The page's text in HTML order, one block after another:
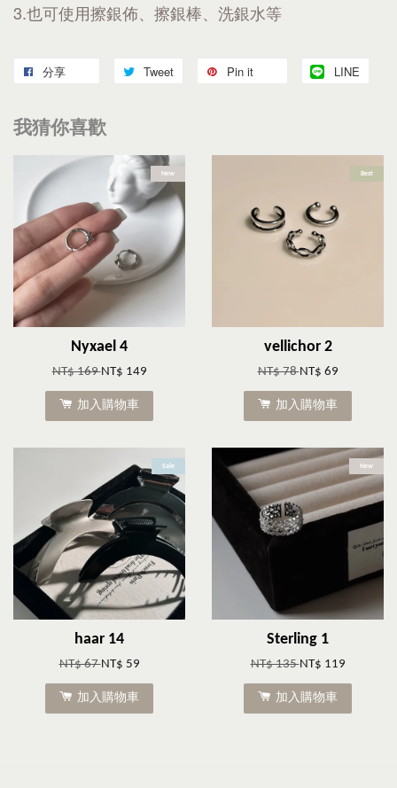
3.也可使用擦銀佈、擦銀棒、洗銀水等
分享 Tweet Pin it LINE
我猜你喜歡
New
Nyxael 4
NT$ 169NT$ 149
加入購物車
Best
vellichor 2
NT$ 78NT$ 69
加入購物車
Sale
haar 14
NT$ 67NT$ 59
加入購物車
New
Sterling 1
NT$ 135NT$ 119
加入購物車